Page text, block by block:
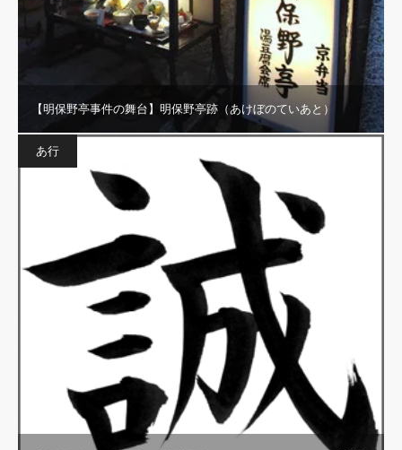
【明保野亭事件の舞台】明保野亭跡（あけぼのていあと）
あ行